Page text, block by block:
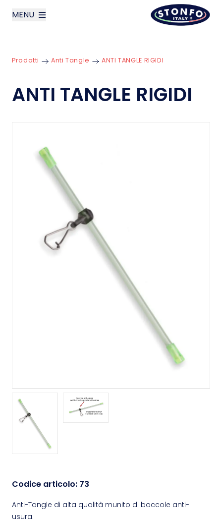
MENU
Prodotti
Contatti
Prodotti Anti Tangle ANTI TANGLE RIGIDI
ANTI TANGLE RIGIDI
Codice articolo: 73
Anti-Tangle di alta qualità munito di boccole anti-
usura.